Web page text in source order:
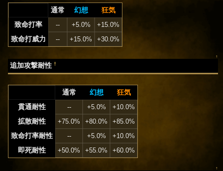
通常 幻想
狂気
致命打率
-- +5.0% +15.0%
致命打威力 -- +15.0% +30.0%
↑
追加攻撃耐性†
通常 幻想
狂気
貫通耐性
-- +5.0% +10.0%
拡散耐性 +75.0% +80.0% +85.0%
致命打率耐性 -- +5.0% +10.0%
即死耐性 +50.0% +55.0% +60.0%
↑